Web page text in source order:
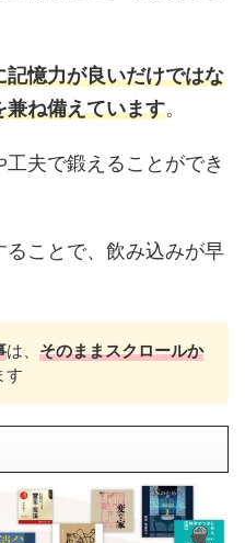
記憶力が良いだけではな
兼ね備えています。
夫で鍛えることができ
ことで、飲み込みが早
は、 そのままスクロールか
す